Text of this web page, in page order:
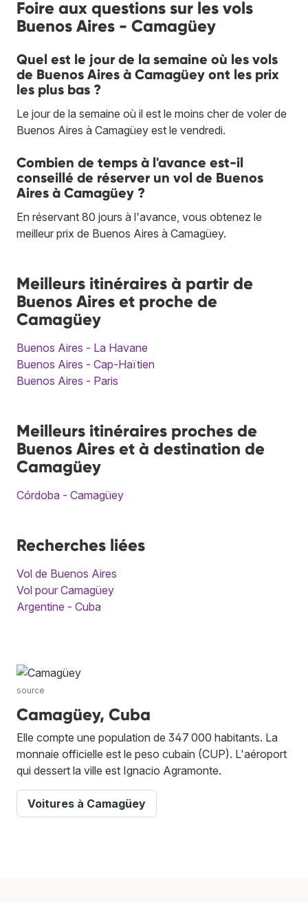
Foire aux questions sur les vols
Buenos Aires - Camagüey
Quel est le jour de la semaine où les vols
de Buenos Aires à Camagüey ont les prix
les plus bas ?
Le jour de la semaine où il est le moins cher de voler de
Buenos Aires à Camagüey est le vendredi.
Combien de temps à l'avance est-il
conseillé de réserver un vol de Buenos
Aires à Camagüey ?
En réservant 80 jours à l'avance, vous obtenez le
meilleur prix de Buenos Aires à Camagüey.
Meilleurs itinéraires à partir de
Buenos Aires et proche de
Camagüey
Buenos Aires - La Havane
Buenos Aires - Cap-Haïtien
Buenos Aires - Paris
Meilleurs itinéraires proches de
Buenos Aires et à destination de
Camagüey
Córdoba - Camagüey
Recherches liées
Vol de Buenos Aires
Vol pour Camagüey
Argentine - Cuba
source
Camagüey, Cuba
Elle compte une population de 347 000 habitants. La
monnaie officielle est le peso cubain (CUP). L'aéroport
qui dessert la ville est Ignacio Agramonte.
Voitures à Camagüey